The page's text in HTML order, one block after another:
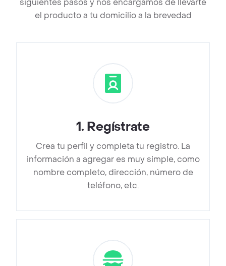
siguientes pasos y nos encargamos de llevarte
el producto a tu domicilio a la brevedad
1. Regístrate
Crea tu perfil y completa tu registro. La
información a agregar es muy simple, como
nombre completo, dirección, número de
teléfono, etc.